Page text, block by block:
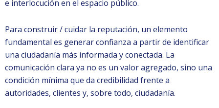
e interlocución en el espacio público.
Para construir / cuidar la reputación, un elemento
fundamental es generar confianza a partir de identificar
una ciudadanía más informada y conectada. La
comunicación clara ya no es un valor agregado, sino una
condición mínima que da credibilidad frente a
autoridades, clientes y, sobre todo, ciudadanía.